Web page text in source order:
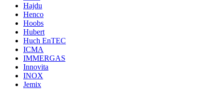
Hajdu
Henco
Hoobs
Hubert
Huch EnTEC
ICMA
IMMERGAS
Innovita
INOX
Jemix